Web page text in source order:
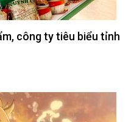
công ty tiêu biểu tỉnh